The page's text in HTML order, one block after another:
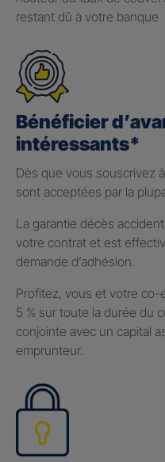
restant dû à votre banque
Bénéficier
intéressants*
Dès que vous souscrivez
sont acceptées par la
La garantie décès
votre contrat et est
demande d’adhésion.
Profitez, vous et votre co-
5 % sur toute la durée du
conjointe avec un capital
emprunteur.